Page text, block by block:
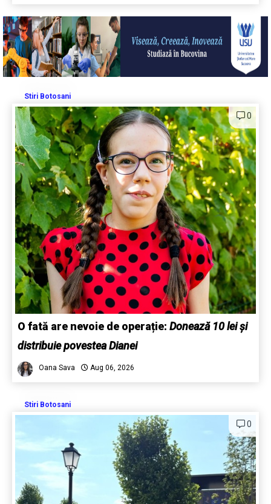
Stiri Botosani
0
O fată are nevoie de operație: Donează 10 lei și
distribuie povestea Dianei
Oana Sava Aug 06, 2026
Stiri Botosani
0